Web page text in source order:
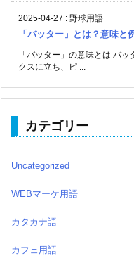
2025-04-27 : 野球用語
「バッター」とは？意味と
「バッター」の意味とは バ
クスに立ち、ピ ...
カテゴリー
Uncategorized
WEBマーケ用語
カタカナ語
カフェ用語